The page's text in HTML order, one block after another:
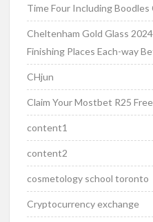
Time Four Including
Cheltenham Gold Glass
Finishing Places Each-way
CHjun
Claim Your Mostbet R25
content1
content2
cosmetology school toronto
Cryptocurrency exchange